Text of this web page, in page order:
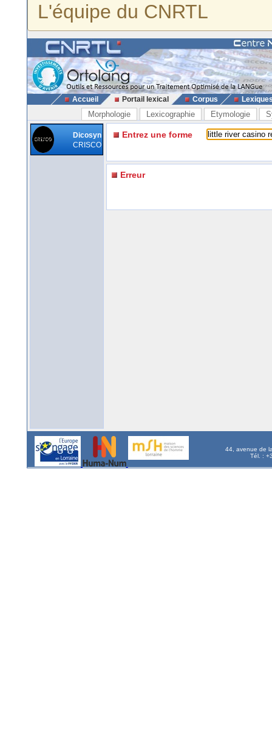
L'équipe du CNRTL
Accueil Portail lexical Corpus
Morphologie Lexicographie Etymologie
Dicosyn
CRISCO
Entrez une forme
Erreur
44, avenue de
Tél. :